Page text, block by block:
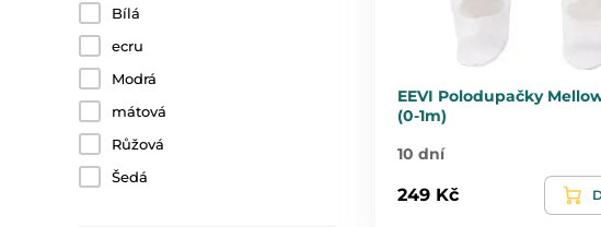
Bílá
ecru
Modrá
mátová
Růžová
Šedá
EEVI Polodupačky
(0-1m)
10 dní
249 Kč